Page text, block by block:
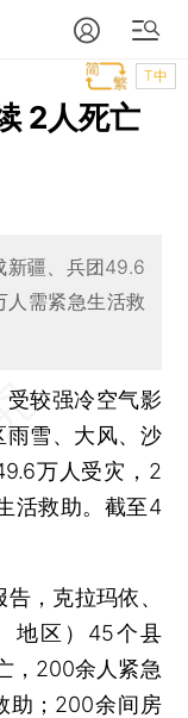
T中
2人死亡
新疆、兵团49.6
需紧急生活救
较强冷空气影
雨雪、大风、沙
万人受灾，2
活救助。截至4
，克拉玛依、
地区）45个县
，200余人紧急
助；200余间房